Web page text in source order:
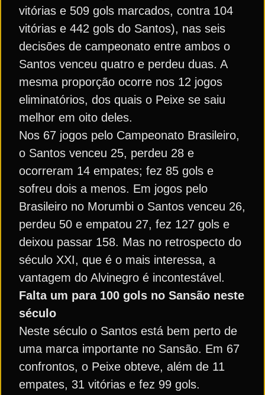
vitórias e 509 gols marcados, contra 104
vitórias e 442 gols do Santos), nas seis
decisões de campeonato entre ambos o
Santos venceu quatro e perdeu duas. A
mesma proporção ocorre nos 12 jogos
eliminatórios, dos quais o Peixe se saiu
melhor em oito deles.
Nos 67 jogos pelo Campeonato Brasileiro,
o Santos venceu 25, perdeu 28 e
ocorreram 14 empates; fez 85 gols e
sofreu dois a menos. Em jogos pelo
Brasileiro no Morumbi o Santos venceu 26,
perdeu 50 e empatou 27, fez 127 gols e
deixou passar 158. Mas no retrospecto do
século XXI, que é o mais interessa, a
vantagem do Alvinegro é incontestável.
Falta um para 100 gols no Sansão neste
século
Neste século o Santos está bem perto de
uma marca importante no Sansão. Em 67
confrontos, o Peixe obteve, além de 11
empates, 31 vitórias e fez 99 gols.